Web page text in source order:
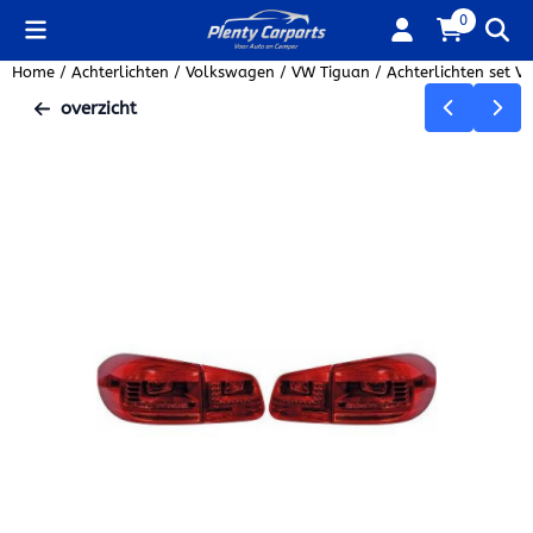
Cookievoorkeuren zijn beschikbaar. Kies instellingen of sta
0
Home / Achterlichten / Volkswagen / VW Tiguan / Achterlichten set
overzicht